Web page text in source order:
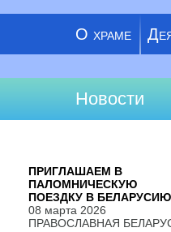
О храме
Новости
ПРИГЛАШАЕМ В
ПАЛОМНИЧЕСКУЮ
ПОЕЗДКУ В БЕЛАРУСИЮ
08 марта 2026
ПРАВОСЛАВНАЯ